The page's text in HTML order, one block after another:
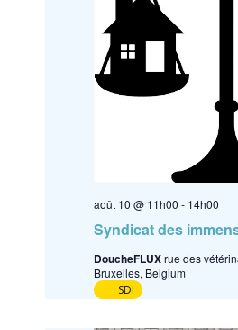
Syndicat des
août 10 @ 11h00 - 14h00
DoucheFLUXrue des
Bruxelles, Belgium
SDI